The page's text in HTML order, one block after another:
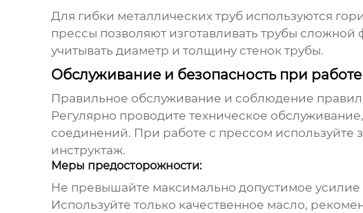
Для гибки металлических труб используются
прессы позволяют изготавливать трубы
учитывать диаметр и толщину стенок трубы.
Обслуживание и безопасность при
Правильное обслуживание и соблюдение
Регулярно проводите техническое
соединений. При работе с прессом
инструктаж.
Меры предосторожности:
Не превышайте максимально допустимое усилие
Используйте только качественное масло,